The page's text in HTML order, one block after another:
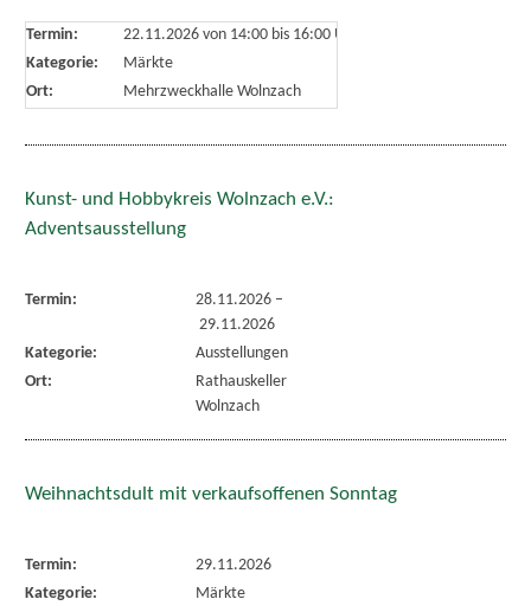
Termin: 22.11.2026 von 14:00bis 16:00 Uhr
Kategorie:
Märkte
Ort:
Mehrzweckhalle Wolnzach
Kunst- und Hobbykreis Wolnzach e.V.:
Adventsausstellung
Termin: 28.11.2026–
29.11.2026
Kategorie:
Ausstellungen
Ort:
Rathauskeller
Wolnzach
Weihnachtsdult mit verkaufsoffenen Sonntag
Termin:
29.11.2026
Kategorie:
Märkte